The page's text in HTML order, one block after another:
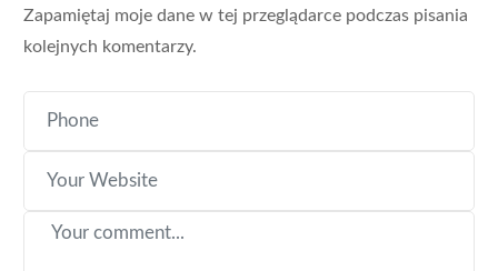
Zapamiętaj moje dane w tej przeglądarce podczas pisania
kolejnych komentarzy.